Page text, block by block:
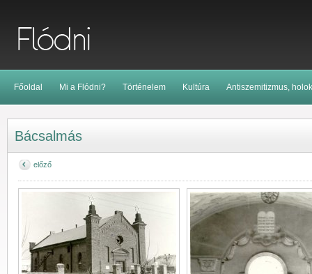
Főoldal Mi a Flódni? Történelem Kultúra Antiszemitizmus,
Bácsalmás
előző